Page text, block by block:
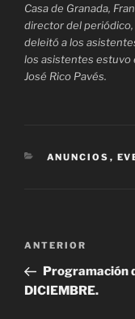
Casa de Granada,
director del periódico,
deleitó a los
los asistentes estuvo
José Rico Pavés.
CATEGORÍAS
ANUNCIOS ,
Navegación
entradas
Entrada
anterior:
ANTERIOR
Programación
DICIEMBRE.